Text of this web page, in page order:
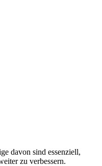
davon sind essenziell,
zu verbessern.